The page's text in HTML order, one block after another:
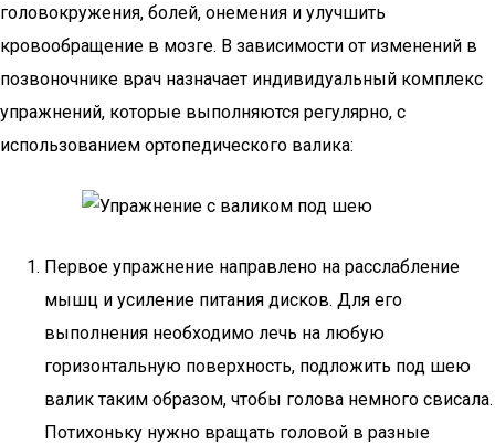
головокружения, болей, онемения и улучшить
кровообращение в мозге. В зависимости от изменений в
позвоночнике врач назначает индивидуальный комплекс
упражнений, которые выполняются регулярно, с
использованием ортопедического валика:
Первое упражнение направлено на расслабление
мышц и усиление питания дисков. Для его
выполнения необходимо лечь на любую
горизонтальную поверхность, подложить под шею
валик таким образом, чтобы голова немного свисала.
Потихоньку нужно вращать головой в разные